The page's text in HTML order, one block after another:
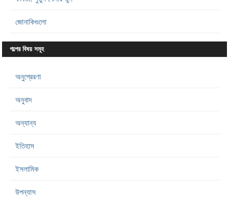
জোনাকিগুলো
গল্পের বিষয় সমূহ
অনুপ্রেরণা
অনুবাদ
অন্যান্য
ইতিহাস
ইসলামিক
উপন্যাস